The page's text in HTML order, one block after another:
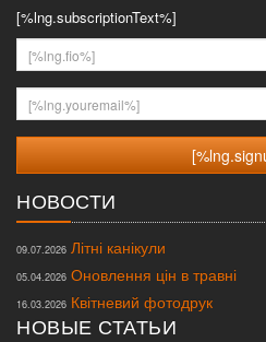
[%lng.subscriptionText%]
[%lng.fio%]
[%lng.youremail%]
НОВОСТИ
09.07.2026 Літні канікули
05.04.2026 Оновлення цін в травні
16.03.2026 Квітневий фотодрук
НОВЫЕ СТАТЬИ